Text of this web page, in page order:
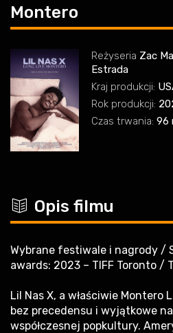
Montero
Reżyseria Zac
Estrada
Kraj produkcji:
Rok produkcji:
Czas trwania: 96
c Opis filmu
Wybrane festiwale i nagrody /
awards: 2023 – TIFF Toronto /
Lil Nas X, a właściwie Montero
bez precedensu i wyjątkowe
współczesnej popkultury.